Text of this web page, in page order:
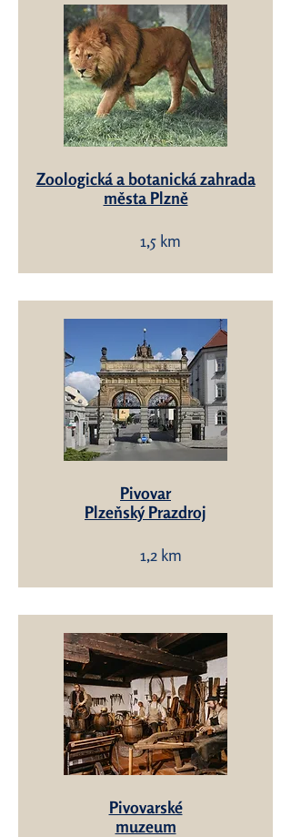
Zoologická a botanická zahrada
města Plzně
1,5 km
Pivovar
Plzeňský Prazdroj
1,2 km
Pivovarské
muzeum